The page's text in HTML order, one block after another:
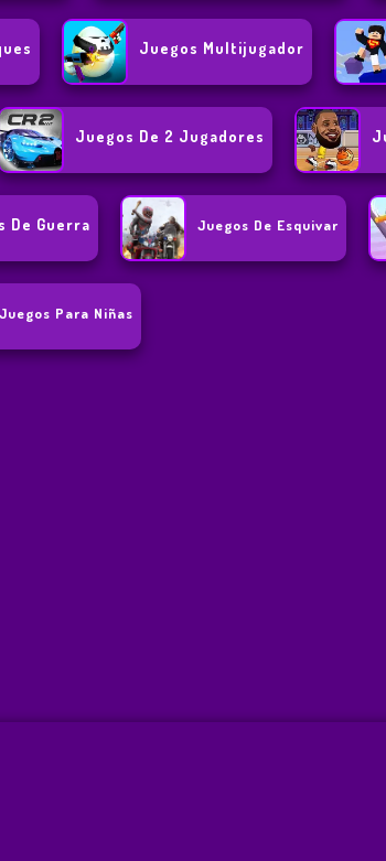
Juegos Multijugador
Juegos De 2 Jugadores
De Guerra Juegos De Esquivar
Juegos Para Niñas